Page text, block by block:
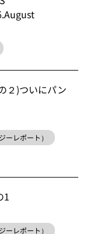
２)ついにパン
ーレポート）
1
ーレポート）